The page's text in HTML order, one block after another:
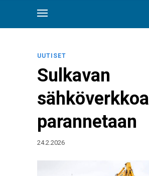
UUTISET
Sulkavan
sähköverkkoa
parannetaan
24.2.2026